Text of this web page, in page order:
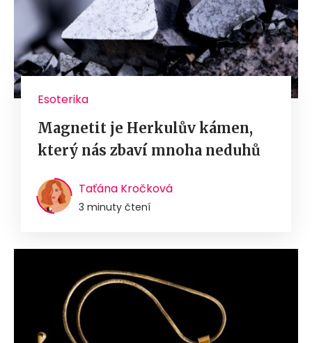
Esoterika
Magnetit je Herkulův kámen,
který nás zbaví mnoha neduhů
Taťána Kročková
3 minuty čtení